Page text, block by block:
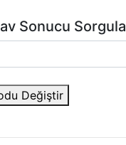
Sonucu Sorgula
Değiştir